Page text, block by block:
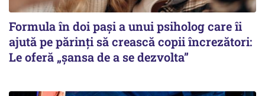
Formula în doi pași a unui psiholog care îi
ajută pe părinți să crească copii încrezători:
Le oferă „șansa de a se dezvolta”